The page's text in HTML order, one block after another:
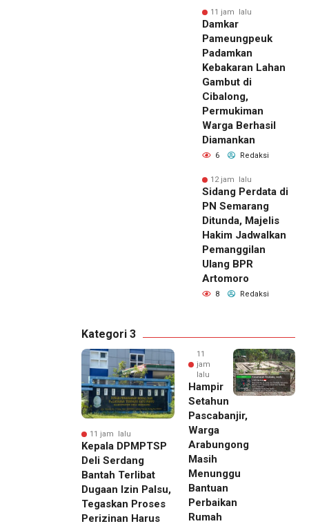
11 jam lalu
Damkar
Pameungpeuk
Padamkan
Kebakaran Lahan
Gambut di
Cibalong,
Permukiman
Warga Berhasil
Diamankan
6 Redaksi
12 jam lalu
Sidang Perdata di
PN Semarang
Ditunda, Majelis
Hakim Jadwalkan
Pemanggilan
Ulang BPR
Artomoro
8 Redaksi
Kategori 3
11 jam lalu
Kepala DPMPTSP
Deli Serdang
Bantah Terlibat
Dugaan Izin Palsu,
Tegaskan Proses
Perizinan Harus
11
jam
lalu
Hampir
Setahun
Pascabanjir,
Warga
Arabungong
Masih
Menunggu
Bantuan
Perbaikan
Rumah